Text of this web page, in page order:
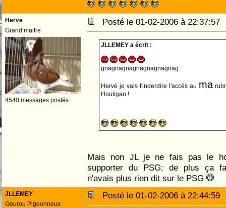
Herve
Grand maitre
4540 messages postés
Posté le 01-02-2006 à
JLLEMEY a écrit :
gnagnagnagnagnagnagnag
Hervé je vais t'inderdire l'accés au ma
Houligan !
Mais non JL je ne fais pas le
supporter du PSG; de plus ça
n'avais plus rien dit sur le PSG
JLLEMEY
Gourou Pigeonneux
Posté le 01-02-2006 à